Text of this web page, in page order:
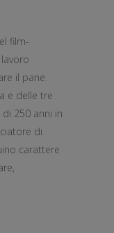
film-
il pane.
e delle tre
250 anni in
di
carattere